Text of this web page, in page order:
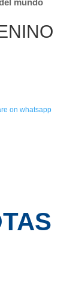
mundo